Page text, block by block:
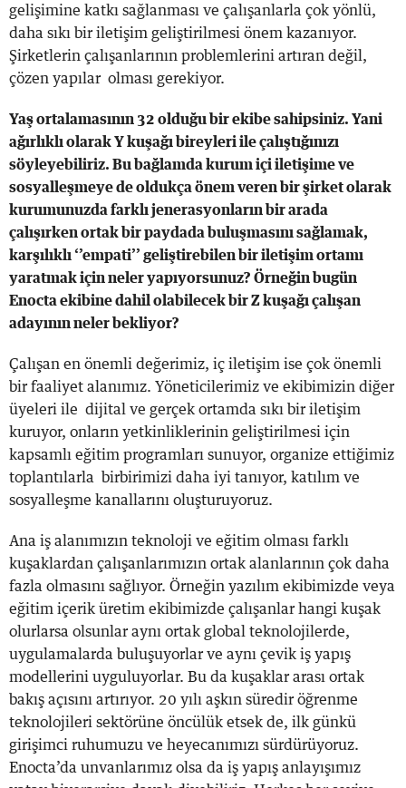
gelişimine katkı sağlanması ve çalışanlarla çok yönlü,
daha sıkı bir iletişim geliştirilmesi önem kazanıyor.
Şirketlerin çalışanlarının problemlerini artıran değil,
çözen yapılar olması gerekiyor.
Yaş ortalamasının 32 olduğu bir ekibe sahipsiniz. Yani
ağırlıklı olarak Y kuşağı bireyleri ile çalıştığınızı
söyleyebiliriz. Bu bağlamda kurum içi iletişime ve
sosyalleşmeye de oldukça önem veren bir şirket olarak
kurumunuzda farklı jenerasyonların bir arada
çalışırken ortak bir paydada buluşmasını sağlamak,
karşılıklı ‘’empati’’ geliştirebilen bir iletişim ortamı
yaratmak için neler yapıyorsunuz? Örneğin bugün
Enocta ekibine dahil olabilecek bir Z kuşağı çalışan
adayının neler bekliyor?
Çalışan en önemli değerimiz, iç iletişim ise çok önemli
bir faaliyet alanımız. Yöneticilerimiz ve ekibimizin diğer
üyeleri ile dijital ve gerçek ortamda sıkı bir iletişim
kuruyor, onların yetkinliklerinin geliştirilmesi için
kapsamlı eğitim programları sunuyor, organize ettiğimiz
toplantılarla birbirimizi daha iyi tanıyor, katılım ve
sosyalleşme kanallarını oluşturuyoruz.
Ana iş alanımızın teknoloji ve eğitim olması farklı
kuşaklardan çalışanlarımızın ortak alanlarının çok daha
fazla olmasını sağlıyor. Örneğin yazılım ekibimizde veya
eğitim içerik üretim ekibimizde çalışanlar hangi kuşak
olurlarsa olsunlar aynı ortak global teknolojilerde,
uygulamalarda buluşuyorlar ve aynı çevik iş yapış
modellerini uyguluyorlar. Bu da kuşaklar arası ortak
bakış açısını artırıyor. 20 yılı aşkın süredir öğrenme
teknolojileri sektörüne öncülük etsek de, ilk günkü
girişimci ruhumuzu ve heyecanımızı sürdürüyoruz.
Enocta’da unvanlarımız olsa da iş yapış anlayışımız